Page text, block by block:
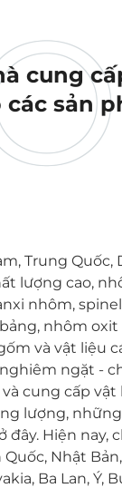
cung
các sản
Trung
lượng cao,
nhôm,
nhôm
và vật liệu
ngặt -
cung cấp
lượng,
đây. Hiện nay,
Nhật
Ba Lan, Ý,